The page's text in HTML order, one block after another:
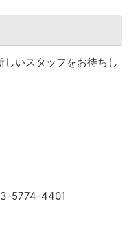
いスタッフをお待ちし
5774-4401